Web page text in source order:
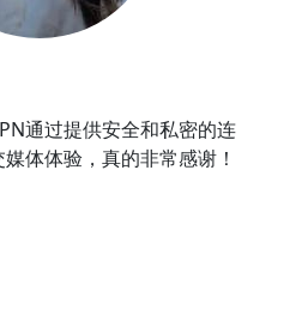
通过提供安全和私密的连
体体验，真的非常感谢！